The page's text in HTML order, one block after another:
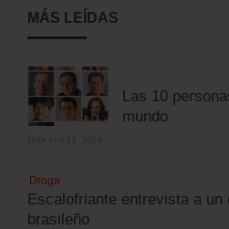
MÁS LEÍDAS
Las 10
mundo
Droga
Escalofriante entrevista a un
brasileño